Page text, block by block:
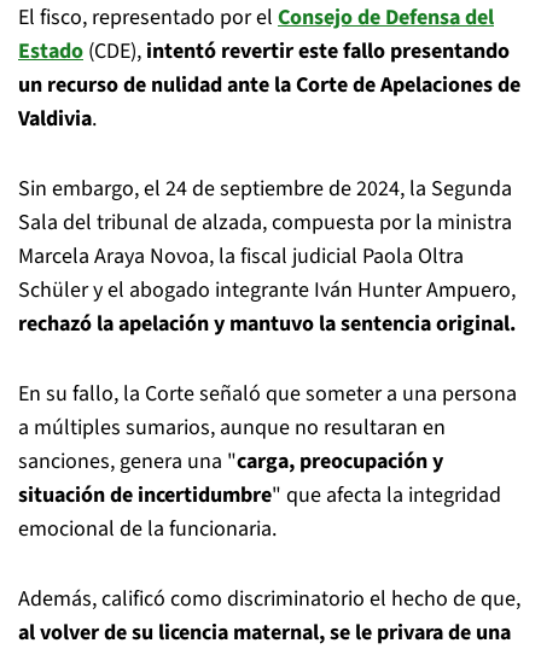
El fisco, representado por el Consejo de Defensa del
Estado (CDE), intentó revertir este fallo presentando
un recurso de nulidad ante la Corte de Apelaciones de
Valdivia.
Sin embargo, el 24 de septiembre de 2024, la Segunda
Sala del tribunal de alzada, compuesta por la ministra
Marcela Araya Novoa, la fiscal judicial Paola Oltra
Schüler y el abogado integrante Iván Hunter Ampuero,
rechazó la apelación y mantuvo la sentencia original.
En su fallo, la Corte señaló que someter a una persona
a múltiples sumarios, aunque no resultaran en
sanciones, genera una "carga, preocupación y
situación de incertidumbre" que afecta la integridad
emocional de la funcionaria.
Además, calificó como discriminatorio el hecho de que,
al volver de su licencia maternal, se le privara de una